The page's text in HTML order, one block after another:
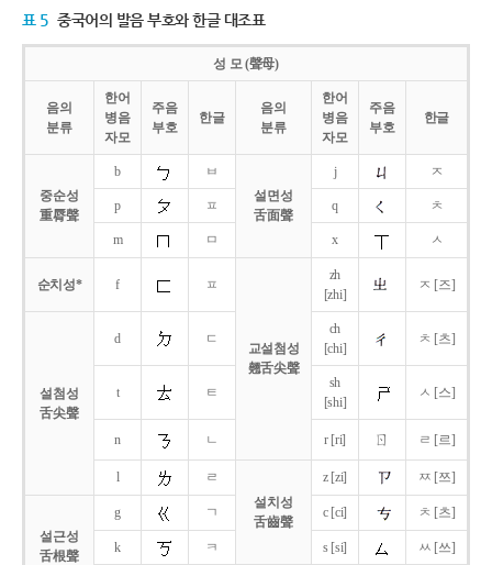
표 5 중국어의 발음 부호와 한글 대조표
성 모 (聲母)
음의
분류
한어
병음
자모
주음
부호
한글
음의
분류
한어
병음
자모
주음
부호
한글
중순성
重脣聲
b
ㅂ
설면성
舌面聲
j ㅈ
p ㅍ q ㅊ
m ㅁ x ㅅ
순치성* f ㅍ
교설첨성
翹舌尖聲
zh
[zhi]
ㅈ [즈]
설첨성
舌尖聲
d ㄷ
ch
[chi]
ㅊ [츠]
t ㅌ
sh
[shi]
ㅅ [스]
n ㄴ r [ri] ㄖ ㄹ [르]
l
ㄹ
설치성
舌齒聲
z [zi] ㅉ [쯔]
설근성
舌根聲
g ㄱ c [ci] ㅊ [츠]
k ㅋ s [si] ㅆ [쓰]